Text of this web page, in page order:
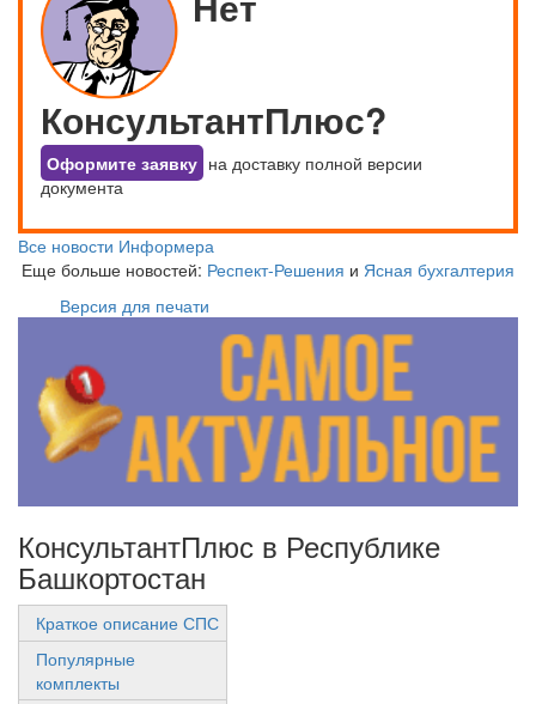
КонсультантПлюс?
Оформите заявку на доставку полной версии
документа
Все новости Информера
Еще больше новостей: Респект-Решения и Ясная бухгалтерия
Версия для печати
КонсультантПлюс в Республике
Башкортостан
Краткое описание СПС
Популярные
комплекты